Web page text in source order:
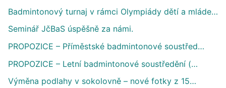
Badmintonový turnaj v rámci Olympiády dětí a mláde…
Seminář JčBaS úspěšně za námi.
PROPOZICE – Příměstské badmintonové soustřed…
PROPOZICE – Letní badmintonové soustředění (…
Výměna podlahy v sokolovně – nové fotky z 15…